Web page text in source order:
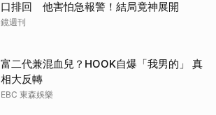
口排回 他害怕急報警！結局竟神展開
鏡週刊
富二代兼混血兒？HOOK自爆「我男的」 真
相大反轉
EBC 東森娛樂